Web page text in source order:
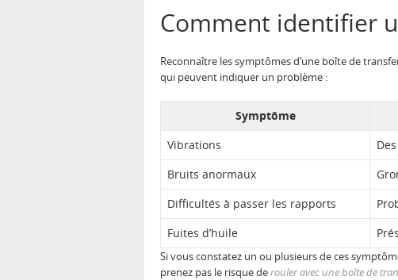
Comment identifier
Reconnaître les symptômes d’une boîte de
qui peuvent indiquer un problème :
Symptôme
Vibrations
Bruits anormaux
Difficultés à passer les rapports
Fuites d’huile
Si vous constatez un ou plusieurs de ces
prenez pas le risque derouler avec une boîte de